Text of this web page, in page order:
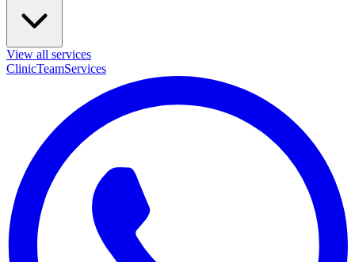
View all services
ClinicTeamServices